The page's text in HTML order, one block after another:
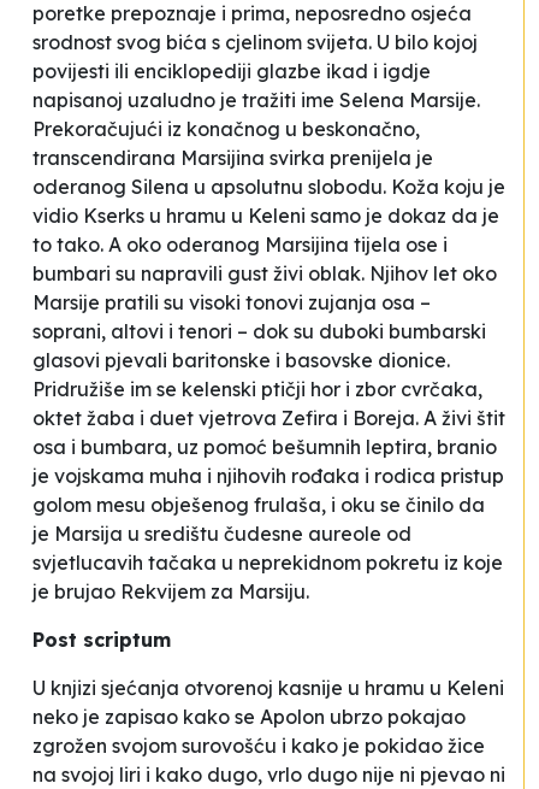
poretke prepoznaje i prima, neposredno osjeća
srodnost svog bića s cjelinom svijeta. U bilo kojoj
povijesti ili enciklopediji glazbe ikad i igdje
napisanoj uzaludno je tražiti ime Selena Marsije.
Prekoračujući iz konačnog u beskonačno,
transcendirana Marsijina svirka prenijela je
oderanog Silena u apsolutnu slobodu. Koža koju je
vidio Kserks u hramu u Keleni samo je dokaz da je
to tako. A oko oderanog Marsijina tijela ose i
bumbari su napravili gust živi oblak. Njihov let oko
Marsije pratili su visoki tonovi zujanja osa –
soprani, altovi i tenori – dok su duboki bumbarski
glasovi pjevali baritonske i basovske dionice.
Pridružiše im se kelenski ptičji hor i zbor cvrčaka,
oktet žaba i duet vjetrova Zefira i Boreja. A živi štit
osa i bumbara, uz pomoć bešumnih leptira, branio
je vojskama muha i njihovih rođaka i rodica pristup
golom mesu obješenog frulaša, i oku se činilo da
je Marsija u središtu čudesne aureole od
svjetlucavih tačaka u neprekidnom pokretu iz koje
je brujao Rekvijem za Marsiju.
Post scriptum
U knjizi sjećanja otvorenoj kasnije u hramu u Keleni
neko je zapisao kako se Apolon ubrzo pokajao
zgrožen svojom surovošću i kako je pokidao žice
na svojoj liri i kako dugo, vrlo dugo nije ni pjevao ni